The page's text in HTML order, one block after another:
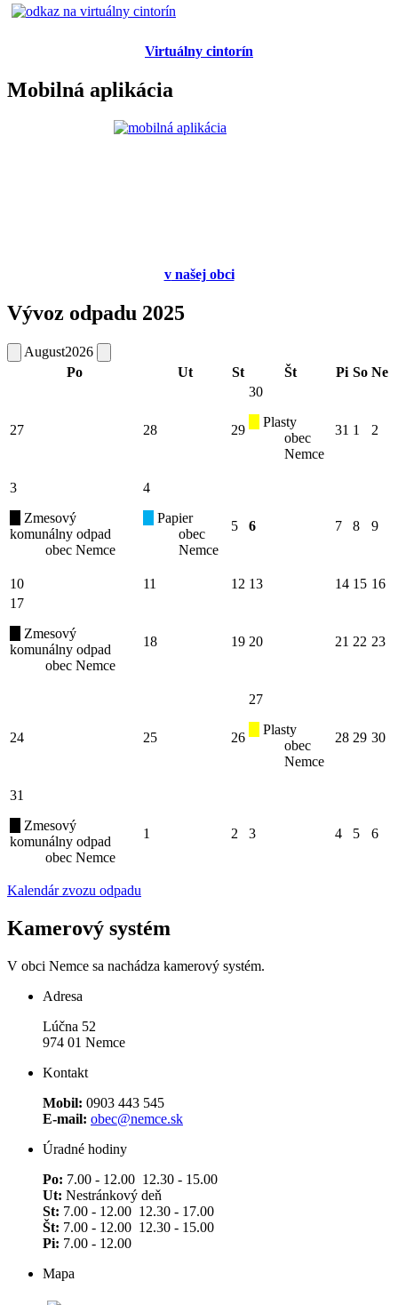
Virtuálny cintorín
Mobilná aplikácia
vnašej obci
Vývoz odpadu 2025
August2026
Po
Ut St Št Pi So Ne
27 28 29
30
Plasty
obec
Nemce
31 1 2
3
Zmesový
komunálny odpad
obec Nemce
4
Papier
obec
Nemce
5 6 7 8 9
10 11 12 13 14 15 16
17
Zmesový
komunálny odpad
obec Nemce
18 19 20 21 22 23
24 25 26
27
Plasty
obec
Nemce
28 29 30
31
Zmesový
komunálny odpad
obec Nemce
1 2 3 4 5 6
Kalendár zvozu odpadu
Kamerový systém
V obci Nemce sa nachádza kamerový systém.
Adresa
Lúčna 52
974 01 Nemce
Kontakt
Mobil: 0903 443 545
E-mail: obec@nemce.sk
Úradné hodiny
Po: 7.00 - 12.00 12.30 - 15.00
Ut: Nestránkový deň
St: 7.00 - 12.00 12.30 - 17.00
Št: 7.00 - 12.00 12.30 - 15.00
Pi: 7.00 - 12.00
Mapa